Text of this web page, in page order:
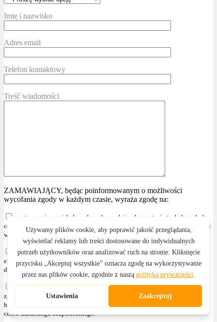
Imię i nazwisko
Adres email
Telefon kontaktowy
Treść wiadomości
ZAMAWIAJĄCY, będąc poinformowanym o możliwości
wycofania zgody w każdym czasie, wyraża zgodę na:
przetwarzanie swoich danych osobowych i wykorzystanie tych danych do
celów marketingowych PRZEDSIĘBIORCY, zgodnie z przepisami wskazanymi
w § 4 ust. 2
otrzymywanie informacji handlowych za pomocą środków komunikacji
elektronicznej, zgodnie z ustawą z dnia 18 lipca 2002r. o świadczeniu usług
drogą elektroniczną (Dz. U. z 2020r. poz. 344 z późniejszymi zmianami )
przetwarzanie swoich danych osobowych i wykorzystanie tych danych,
zgodnie z przepisami wskazanymi w § 4 ust. 2 , w celu przesyłania informacji
handlowych oraz używania telekomunikacyjnych urządzeń końcowych dla
celów marketingu bezpośredniego."